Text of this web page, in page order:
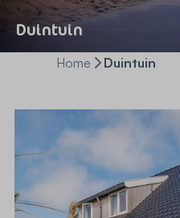
Duintuin
Home Duintuin